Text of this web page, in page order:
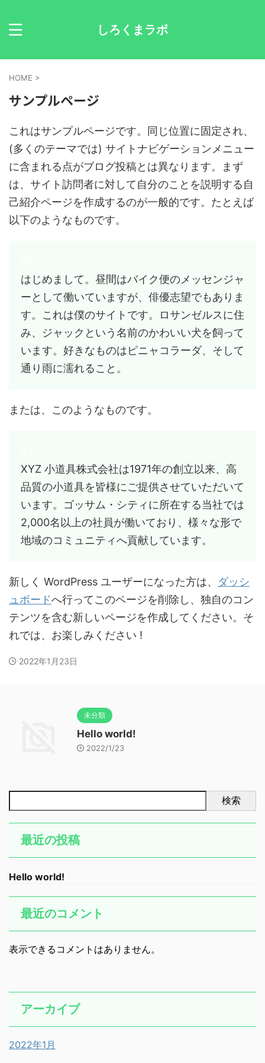
しろくまラボ
HOME >
サンプルページ
これはサンプルページです。同じ位置に固定され、
(多くのテーマでは) サイトナビゲーションメニュー
に含まれる点がブログ投稿とは異なります。まず
は、サイト訪問者に対して自分のことを説明する自
己紹介ページを作成するのが一般的です。たとえば
以下のようなものです。
はじめまして。昼間はバイク便のメッセンジャ
ーとして働いていますが、俳優志望でもありま
す。これは僕のサイトです。ロサンゼルスに住
み、ジャックという名前のかわいい犬を飼って
います。好きなものはピニャコラーダ、そして
通り雨に濡れること。
または、このようなものです。
XYZ 小道具株式会社は1971年の創立以来、高
品質の小道具を皆様にご提供させていただいて
います。ゴッサム・シティに所在する当社では
2,000名以上の社員が働いており、様々な形で
地域のコミュニティへ貢献しています。
新しく WordPress ユーザーになった方は、 ダッシ
ュボードへ行ってこのページを削除し、独自のコン
テンツを含む新しいページを作成してください。そ
れでは、お楽しみください !
2022年1月23日
未分類
Hello world!
2022/1/23
検索
最近の投稿
Hello world!
最近のコメント
表示できるコメントはありません。
アーカイブ
2022年1月